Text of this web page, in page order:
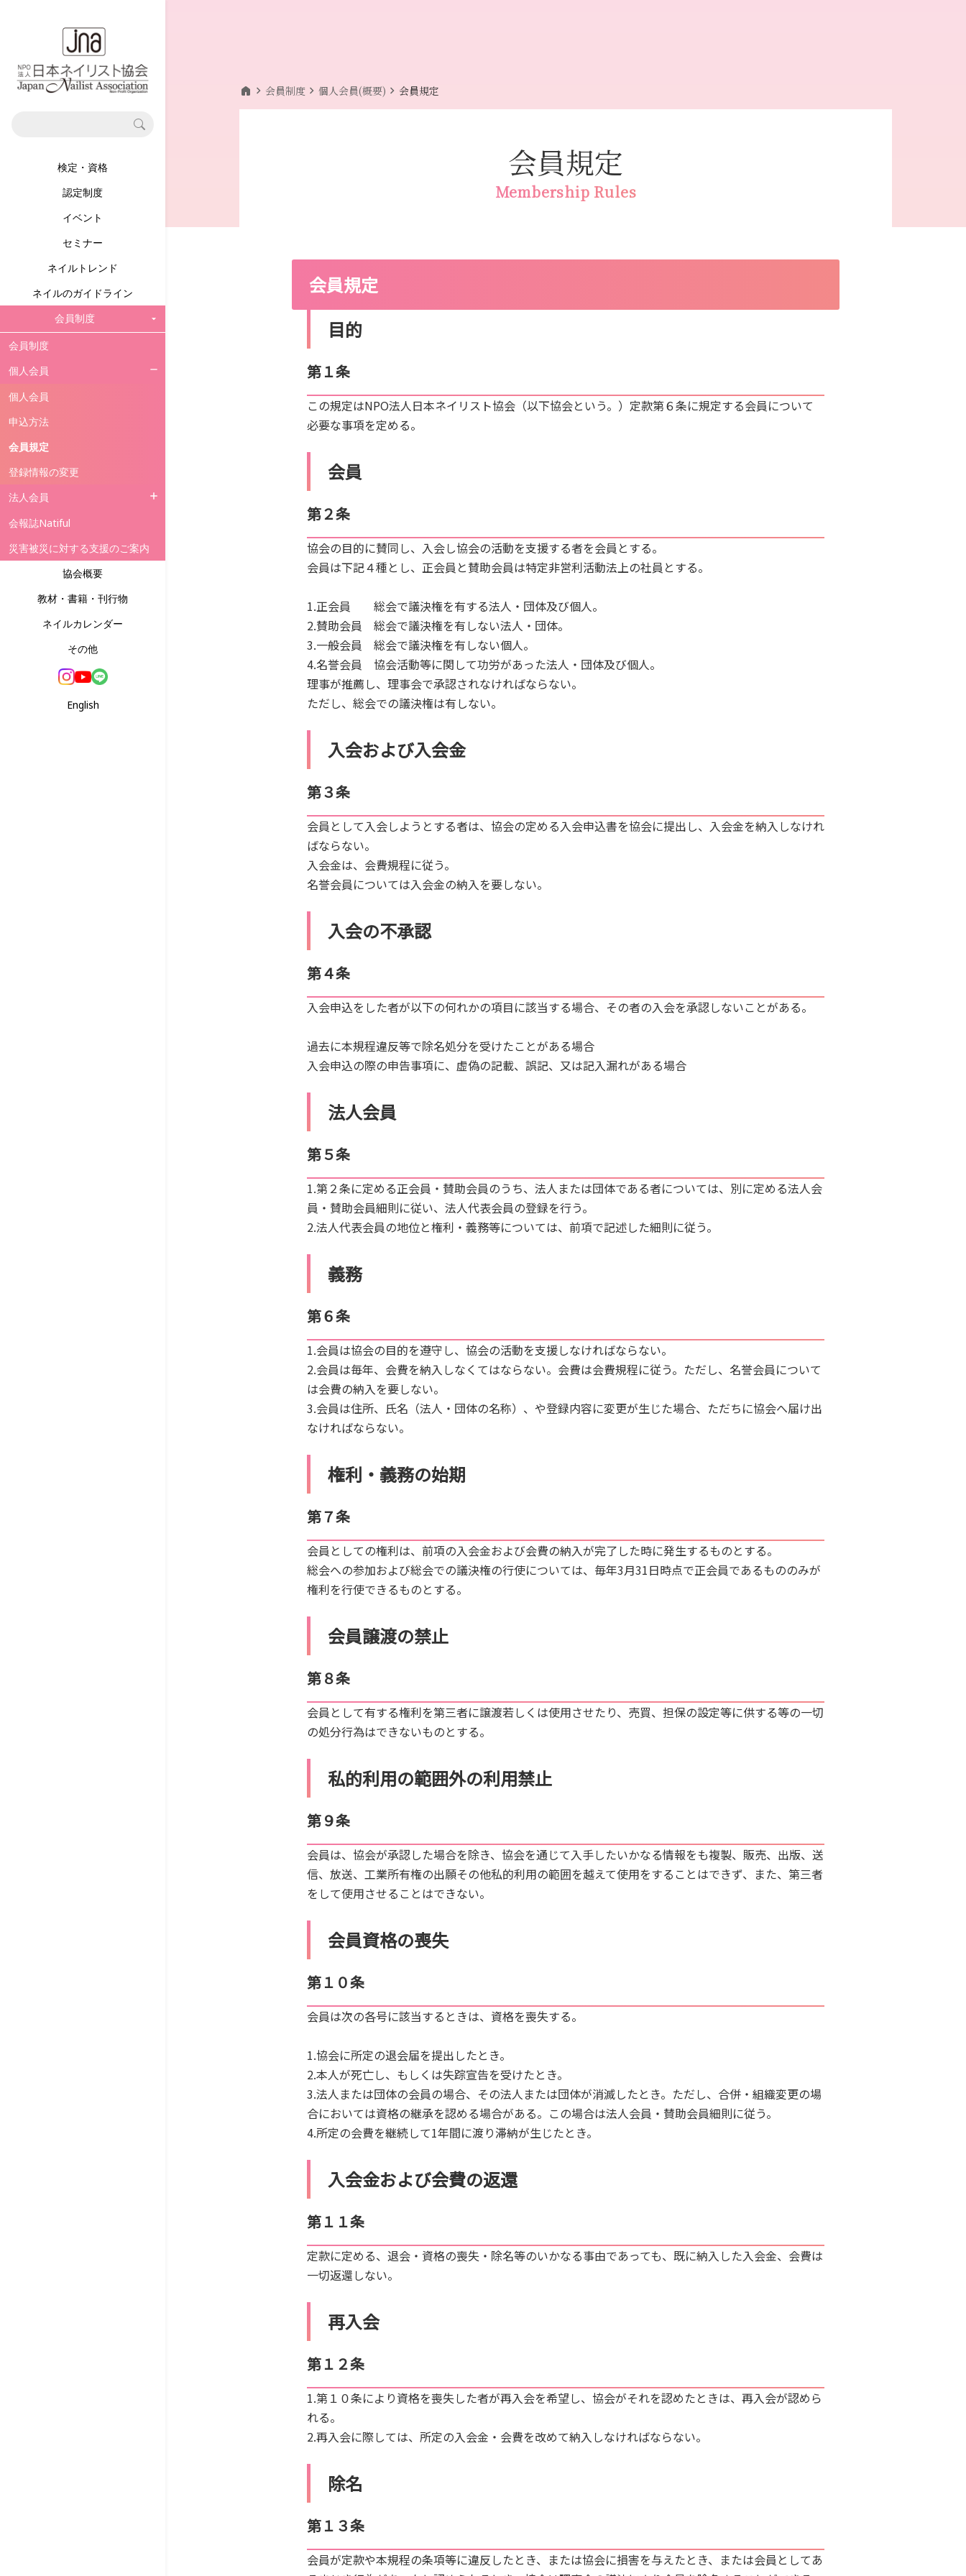
検定・資格
認定制度
イベント
セミナー
ネイルトレンド
ネイルのガイドライン
会員制度
会員制度
個人会員
個人会員
申込方法
会員規定
登録情報の変更
法人会員
法人会員
申込方法
法人会員リスト
会報誌Natiful
災害被災に対する支援のご案内
協会概要
教材・書籍・刊行物
ネイルカレンダー
その他
English
home chevron_right 会員制度chevron_right 個人会員(概要) chevron_right 会員規定
会員規定
Membership Rules
会員規定
目的
第１条
この規定はNPO法人日本ネイリスト協会（以下協会という。）定款第６条に規定する会員について
必要な事項を定める。
会員
第２条
協会の目的に賛同し、入会し協会の活動を支援する者を会員とする。
会員は下記４種とし、正会員と賛助会員は特定非営利活動法上の社員とする。
1.正会員 総会で議決権を有する法人・団体及び個人。
2.賛助会員 総会で議決権を有しない法人・団体。
3.一般会員 総会で議決権を有しない個人。
4.名誉会員 協会活動等に関して功労があった法人・団体及び個人。
理事が推薦し、理事会で承認されなければならない。
ただし、総会での議決権は有しない。
入会および入会金
第３条
会員として入会しようとする者は、協会の定める入会申込書を協会に提出し、入会金を納入しなけれ
ばならない。
入会金は、会費規程に従う。
名誉会員については入会金の納入を要しない。
入会の不承認
第４条
入会申込をした者が以下の何れかの項目に該当する場合、その者の入会を承認しないことがある。
過去に本規程違反等で除名処分を受けたことがある場合
入会申込の際の申告事項に、虚偽の記載、誤記、又は記入漏れがある場合
法人会員
第５条
1.第２条に定める正会員・賛助会員のうち、法人または団体である者については、別に定める法人会
員・賛助会員細則に従い、法人代表会員の登録を行う。
2.法人代表会員の地位と権利・義務等については、前項で記述した細則に従う。
義務
第６条
1.会員は協会の目的を遵守し、協会の活動を支援しなければならない。
2.会員は毎年、会費を納入しなくてはならない。会費は会費規程に従う。ただし、名誉会員について
は会費の納入を要しない。
3.会員は住所、氏名（法人・団体の名称）、や登録内容に変更が生じた場合、ただちに協会へ届け出
なければならない。
権利・義務の始期
第７条
会員としての権利は、前項の入会金および会費の納入が完了した時に発生するものとする。
総会への参加および総会での議決権の行使については、毎年3月31日時点で正会員であるもののみが
権利を行使できるものとする。
会員譲渡の禁止
第８条
会員として有する権利を第三者に譲渡若しくは使用させたり、売買、担保の設定等に供する等の一切
の処分行為はできないものとする。
私的利用の範囲外の利用禁止
第９条
会員は、協会が承認した場合を除き、協会を通じて入手したいかなる情報をも複製、販売、出版、送
信、放送、工業所有権の出願その他私的利用の範囲を越えて使用をすることはできず、また、第三者
をして使用させることはできない。
会員資格の喪失
第１０条
会員は次の各号に該当するときは、資格を喪失する。
1.協会に所定の退会届を提出したとき。
2.本人が死亡し、もしくは失踪宣告を受けたとき。
3.法人または団体の会員の場合、その法人または団体が消滅したとき。ただし、合併・組織変更の場
合においては資格の継承を認める場合がある。この場合は法人会員・賛助会員細則に従う。
4.所定の会費を継続して1年間に渡り滞納が生じたとき。
入会金および会費の返還
第１１条
定款に定める、退会・資格の喪失・除名等のいかなる事由であっても、既に納入した入会金、会費は
一切返還しない。
再入会
第１２条
1.第１０条により資格を喪失した者が再入会を希望し、協会がそれを認めたときは、再入会が認めら
れる。
2.再入会に際しては、所定の入会金・会費を改めて納入しなければならない。
除名
第１３条
会員が定款や本規程の条項等に違反したとき、または協会に損害を与えたとき、または会員としてあ